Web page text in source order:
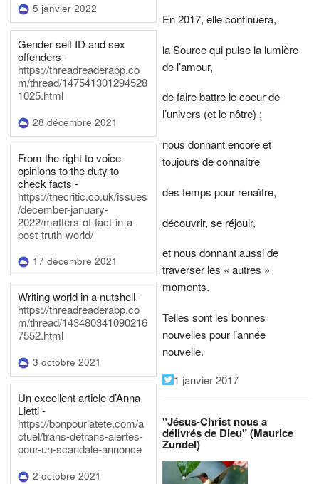
5 janvier 2022
Gender self ID and sex
offenders -
https://threadreaderapp.co
m/thread/147541301294528
1025.html
28 décembre 2021
From the right to voice
opinions to the duty to
check facts -
https://thecritic.co.uk/issues
/december-january-
2022/matters-of-fact-in-a-
post-truth-world/
17 décembre 2021
Writing world in a nutshell -
https://threadreaderapp.co
m/thread/143480341090216
7552.html
3 octobre 2021
Un excellent article d’Anna
Lietti -
https://bonpourlatete.com/a
ctuel/trans-detrans-alertes-
pour-un-scandale-annonce
2 octobre 2021
En 2017, elle continuera,
la Source qui pulse la lumière
de l’amour,
de faire battre le coeur de
l’univers (et le nôtre) ;
nous donnant encore et
toujours de connaître
des temps pour renaître,
découvrir, se réjouir,
et nous donnant aussi de
traverser les « autres »
moments.
Telles sont les bonnes
nouvelles pour l’année
nouvelle.
1 janvier 2017
"Jésus-Christ nous a
délivrés de Dieu" (Maurice
Zundel)